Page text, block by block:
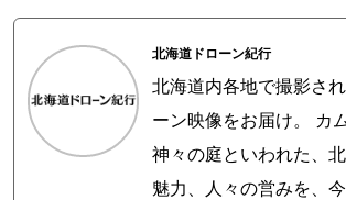
情報提供・お問い合わせ
プライバシーポリシー
北海道ドローン紀行
北海道内各地で撮影さ
ーン映像をお届け。 カ
神々の庭といわれた、
魅力、人々の営みを、